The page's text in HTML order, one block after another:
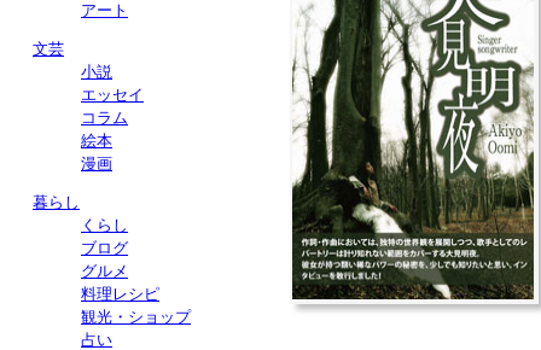
アート
文芸
小説
エッセイ
コラム
絵本
漫画
暮らし
くらし
ブログ
グルメ
料理レシピ
観光・ショップ
占い